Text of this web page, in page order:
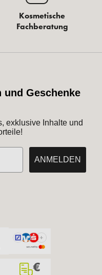
Kosmetische
Fachberatung
und Geschenke
exklusive Inhalte und
ANMELDEN